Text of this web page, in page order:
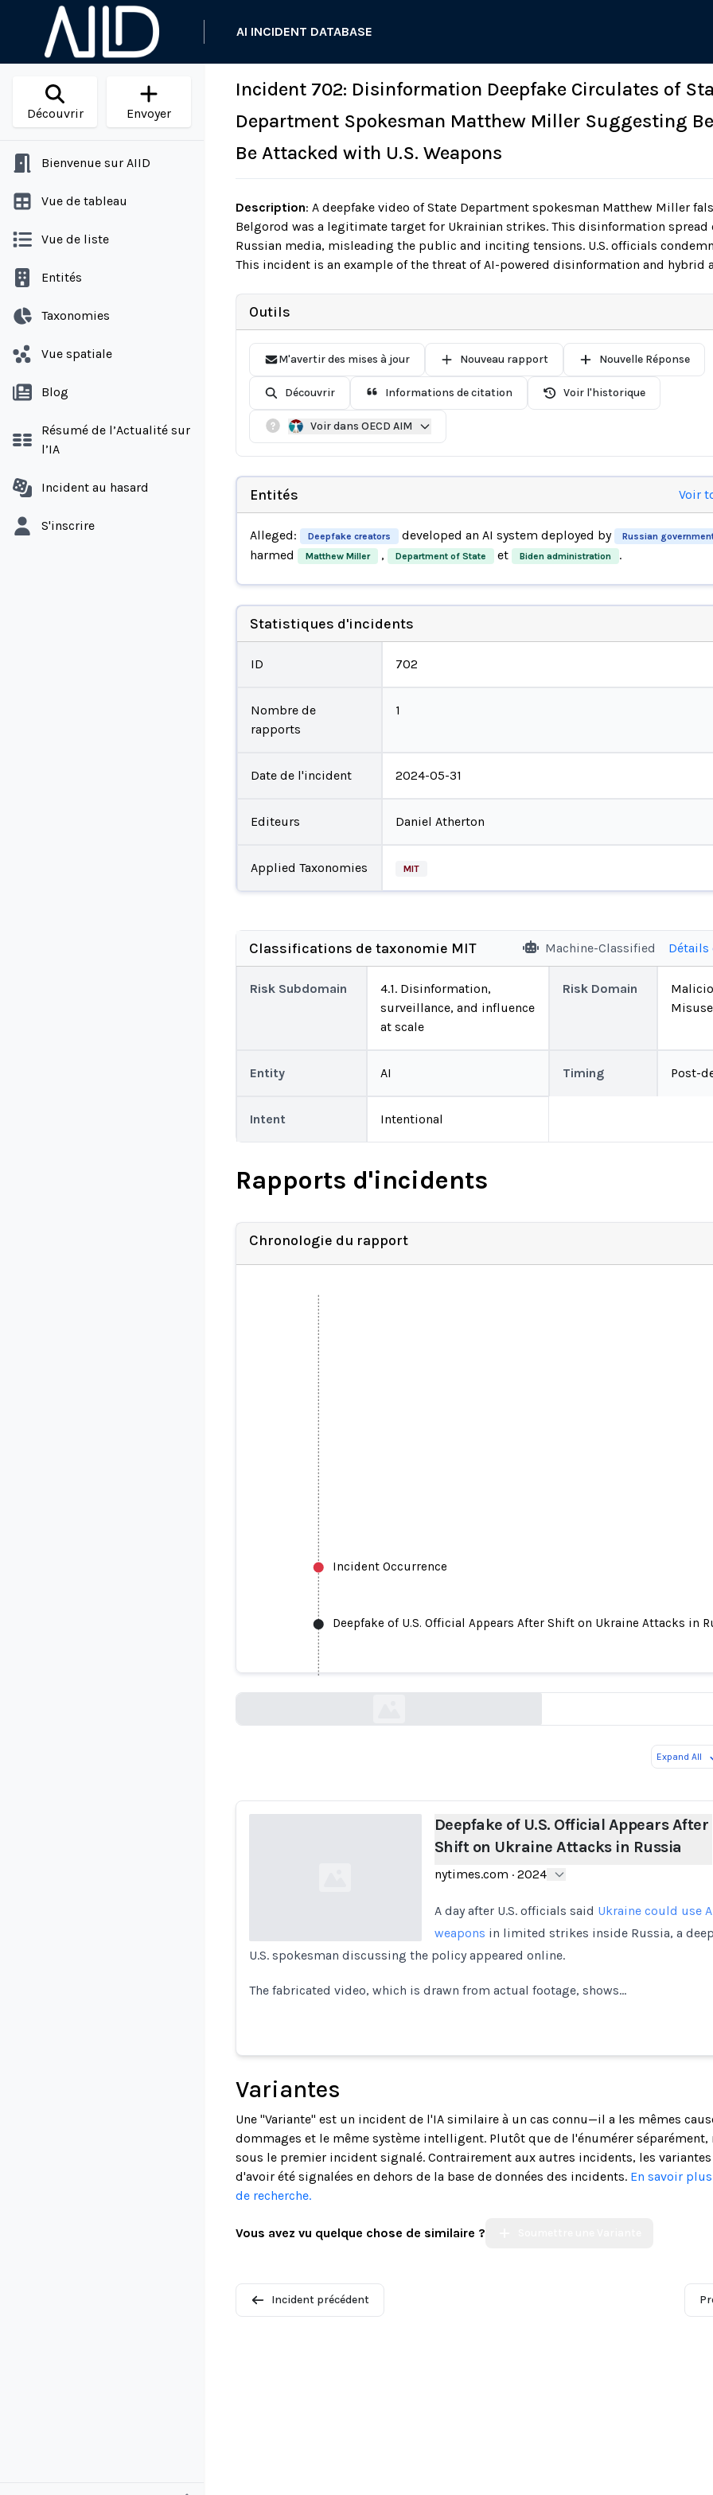
AI INCIDENT DATABASE
Découvrir Envoyer
Bienvenue sur AIID
Vue de tableau
Vue de liste
Entités
Taxonomies
Vue spatiale
Blog
Résumé de l’Actualité sur
l’IA
Incident au hasard
S'inscrire
Incident 702: Disinformation Deepfake Circulates of
Department Spokesman Matthew Miller Suggesting
Be Attacked with U.S. Weapons
Description: A deepfake video of State Department spokesman Matthew Miller
Belgorod was a legitimate target for Ukrainian strikes. This disinformation spread
Russian media, misleading the public and inciting tensions. U.S. officials
This incident is an example of the threat of AI-powered disinformation and hybrid
Outils
M'avertir des mises à jour Nouveau rapport Nouvelle Réponse
Découvrir Informations de citation Voir l'historique
Voir dans OECD AIM
Entités Voir
Alleged: Deepfake creators developed an AI system deployed by Russian
harmed
Matthew Miller , Department of State et Biden administration .
Statistiques d'incidents
ID 702
Nombre de
rapports
1
Date de l'incident 2024-05-31
Editeurs Daniel Atherton
Applied Taxonomies MIT
Classifications de taxonomie MIT Machine-Classified Détails
Risk Subdomain
4.1. Disinformation,
surveillance, and influence
at scale
Risk Domain
Misuse
Entity AI Timing Post-
Intent Intentional
Rapports d'incidents
Chronologie du rapport
Incident Occurrence
Deepfake of U.S. Official Appears After Shift on Ukraine Attacks in
Deepfake of U.S. Official Appears After Shift on Ukraine
Expand All
Deepfake of U.S. Official Appears After
Shift on Ukraine Attacks in Russia
nytimes.com · 2024
A day after U.S. officials said Ukraine could use
weapons in limited strikes inside Russia, a
U.S. spokesman discussing the policy appeared online.
The fabricated video, which is drawn from actual footage, shows…
Variantes
Une "Variante" est un incident de l'IA similaire à un cas connu—il a les mêmes
dommages et le même système intelligent. Plutôt que de l'énumérer
sous le premier incident signalé. Contrairement aux autres incidents, les
d'avoir été signalées en dehors de la base de données des incidents. En savoir
de recherche.
Vous avez vu quelque chose de similaire ?
Incident précédent